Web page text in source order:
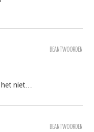
BEANTWOORDEN
niet…
BEANTWOORDEN